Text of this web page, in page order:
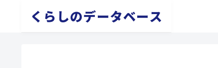
くらしのデータベース